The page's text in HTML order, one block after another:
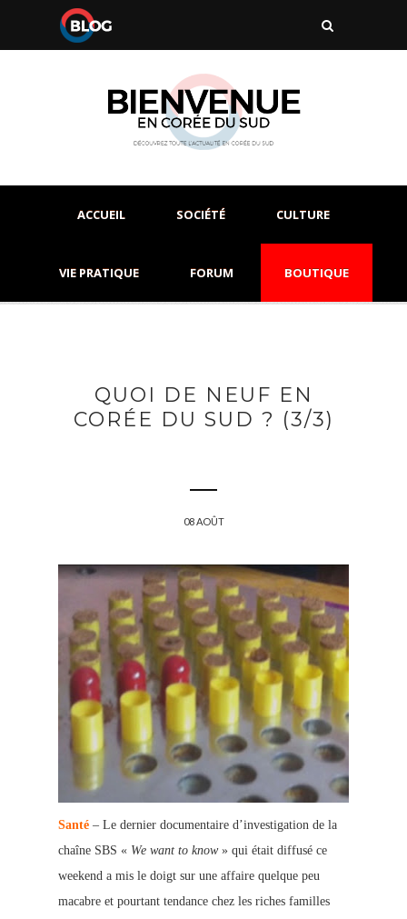
ACCUEIL SOCIÉTÉ CULTURE
VIE PRATIQUE FORUM BOUTIQUE
QUOI DE NEUF EN
CORÉE DU SUD ? (3/3)
08 AOÛT
Santé – Le dernier documentaire d’investigation de la
chaîne SBS « We want to know» qui était diffusé ce
weekend a mis le doigt sur une affaire quelque peu
macabre et pourtant tendance chez les riches familles